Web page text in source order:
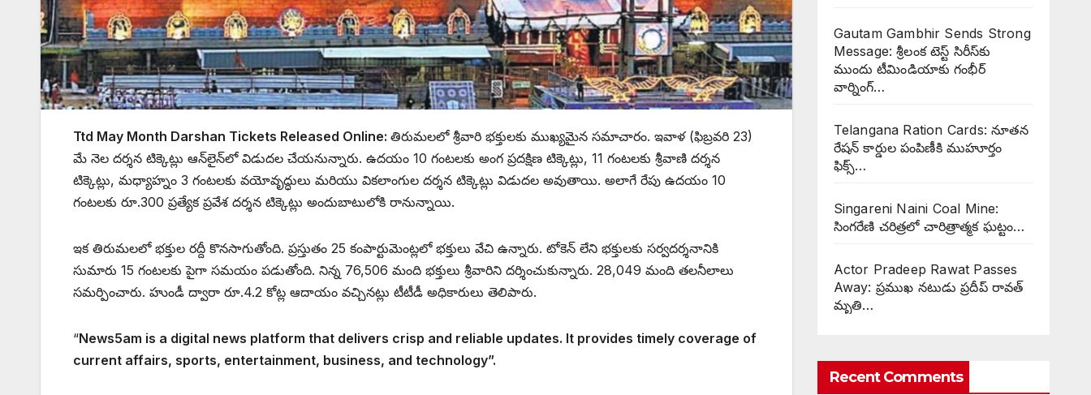
Ttd May Month Darshan Tickets Released Online: తిరుమలలో శ్రీవారి భక్తులకు ముఖ్యమైన సమాచారం. ఇవాళ (ఫిబ్రవరి 23)
మే నెల దర్శన టిక్కెట్లు ఆన్‌లైన్‌లో విడుదల చేయనున్నారు. ఉదయం 10 గంటలకు అంగ ప్రదక్షిణ టిక్కెట్లు, 11 గంటలకు శ్రీవాణి దర్శన
టిక్కెట్లు, మధ్యాహ్నం 3 గంటలకు వయోవృద్ధులు మరియు వికలాంగుల దర్శన టిక్కెట్లు విడుదల అవుతాయి. అలాగే రేపు ఉదయం 10
గంటలకు రూ.300 ప్రత్యేక ప్రవేశ దర్శన టిక్కెట్లు అందుబాటులోకి రానున్నాయి.
ఇక తిరుమలలో భక్తుల రద్దీ కొనసాగుతోంది. ప్రస్తుతం 25 కంపార్టుమెంట్లలో భక్తులు వేచి ఉన్నారు. టోకెన్ లేని భక్తులకు సర్వదర్శనానికి
సుమారు 15 గంటలకు పైగా సమయం పడుతోంది. నిన్న 76,506 మంది భక్తులు శ్రీవారిని దర్శించుకున్నారు. 28,049 మంది తలనీలాలు
సమర్పించారు. హుండీ ద్వారా రూ.4.2 కోట్ల ఆదాయం వచ్చినట్లు టీటీడీ అధికారులు తెలిపారు.
“News5am is a digital news platform that delivers crisp and reliable updates. It provides timely coverage of
current affairs, sports, entertainment, business, and technology”.
Gautam Gambhir Sends Strong
Message: శ్రీలంక టెస్ట్ సిరీస్‌కు
ముందు టీమిండియాకు గంభీర్
వార్నింగ్…
Telangana Ration Cards: నూతన
రేషన్ కార్డుల పంపిణీకి ముహూర్తం
ఫిక్స్‌…
Singareni Naini Coal Mine:
సింగరేణి చరిత్రలో చారిత్రాత్మక ఘట్టం…
Actor Pradeep Rawat Passes
Away: ప్రముఖ నటుడు ప్రదీప్ రావత్
మృతి…
Recent Comments